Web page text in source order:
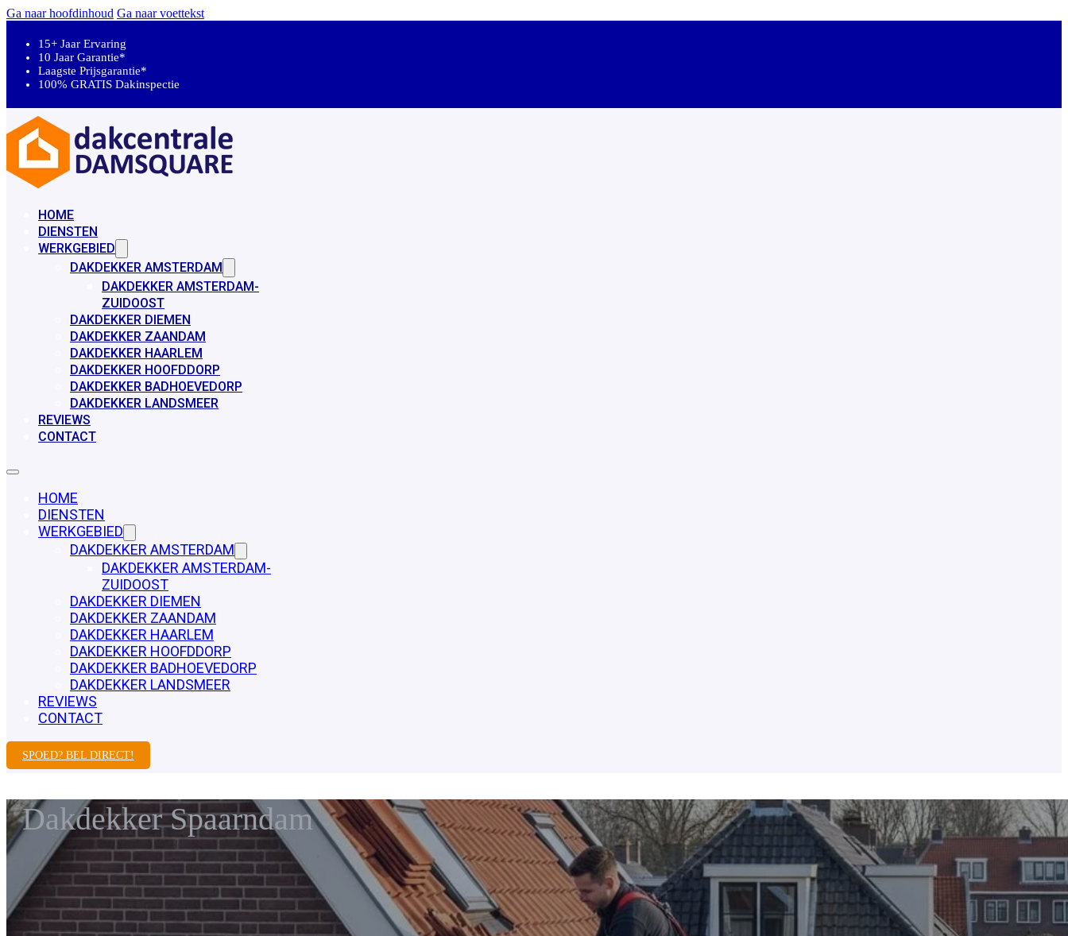
Ga naar hoofdinhoud Ga naar voettekst
15+ Jaar Ervaring
10 Jaar Garantie*
Laagste Prijsgarantie*
100% GRATIS Dakinspectie
HOME
DIENSTEN
WERKGEBIED
DAKDEKKER AMSTERDAM
DAKDEKKER AMSTERDAM-
ZUIDOOST
DAKDEKKER DIEMEN
DAKDEKKER ZAANDAM
DAKDEKKER HAARLEM
DAKDEKKER HOOFDDORP
DAKDEKKER BADHOEVEDORP
DAKDEKKER LANDSMEER
REVIEWS
CONTACT
HOME
DIENSTEN
WERKGEBIED
DAKDEKKER AMSTERDAM
DAKDEKKER AMSTERDAM-
ZUIDOOST
DAKDEKKER DIEMEN
DAKDEKKER ZAANDAM
DAKDEKKER HAARLEM
DAKDEKKER HOOFDDORP
DAKDEKKER BADHOEVEDORP
DAKDEKKER LANDSMEER
REVIEWS
CONTACT
SPOED? BEL DIRECT!
Dakdekker Spaarndam